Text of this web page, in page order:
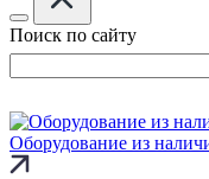
Поиск по сайту
Оборудование из